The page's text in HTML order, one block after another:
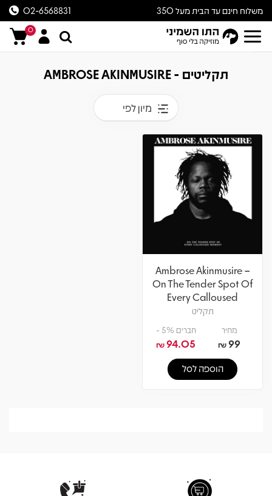
משלוח חינם עד הבית מעל 350
ש״ח
02-6568831
0
תקליטים - AMBROSE AKINMUSIRE
מיון לפי
Ambrose Akinmusire –
On The Tender Spot Of
Every Calloused
Moment
תקליט
מחיר
99
₪
חברים 5% -
94.05
₪
הוספה לסל